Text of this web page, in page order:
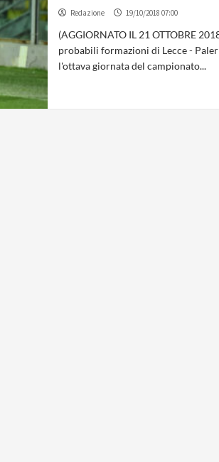
Redazione 19/10/2018 07:00
(AGGIORNATO IL 21 OTTOBRE
probabili formazioni di Lecce -
l'ottava giornata del campionato...